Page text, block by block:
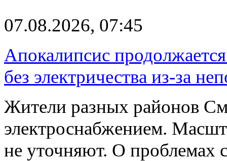
07.08.2026, 07:45
Апокалипсис
без электричества из-за
Жители разных районов
электроснабжением.
не уточняют. О проблемах